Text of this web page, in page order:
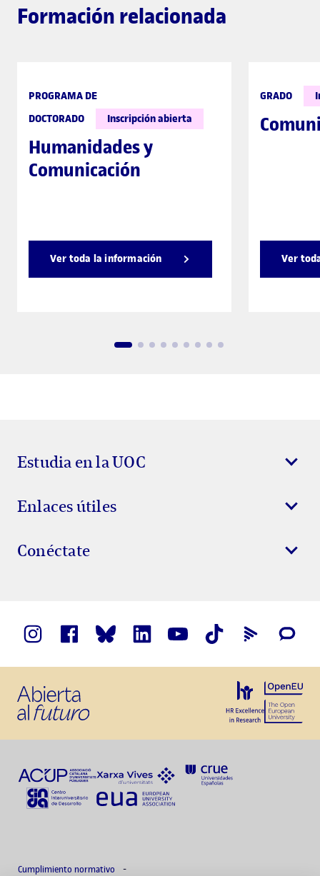
Formación relacionada
PROGRAMA DE
DOCTORADO
Inscripción abierta
Humanidades y
Comunicación
Ver toda la información
GRADO
Ver
Estudia en la UOC
Enlaces útiles
Conéctate
Cumplimiento normativo